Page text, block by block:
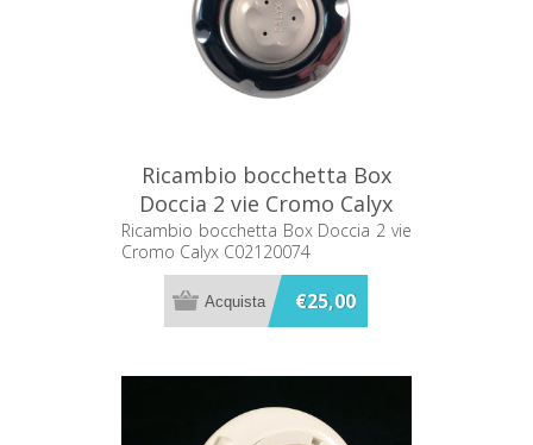
Ricambio bocchetta Box
Doccia 2 vie Cromo Calyx
C02120074
Ricambio bocchetta Box Doccia 2 vie
Cromo Calyx C02120074
€25,00